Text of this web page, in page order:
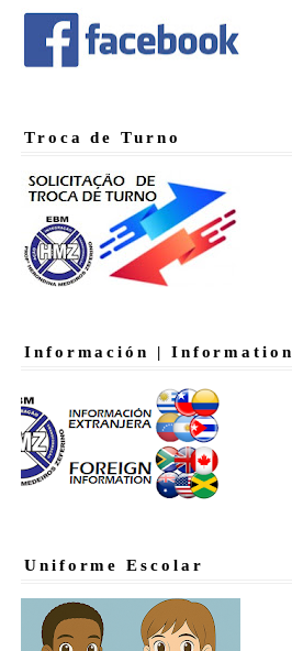
Troca de Turno
Información | Information
Uniforme Escolar